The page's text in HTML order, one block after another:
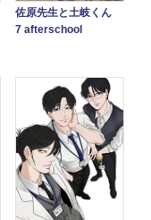
佐原先生と土岐くん
7 afterschool